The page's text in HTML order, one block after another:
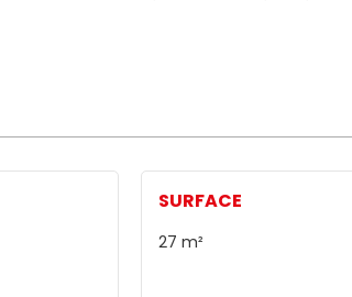
SURFACE
27 m²